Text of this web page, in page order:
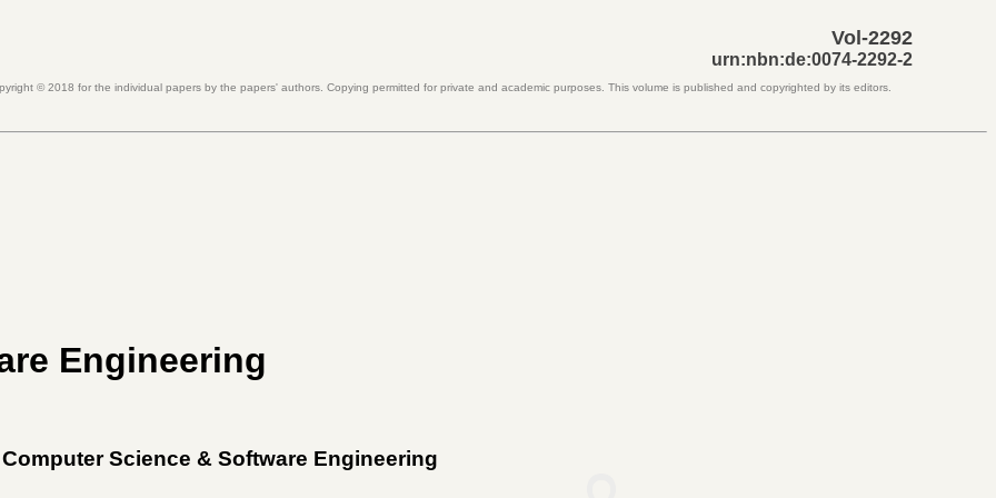
Vol-2292
urn:nbn:de:0074-2292-2
© 2018 for the individual papers by the papers' authors. Copying permitted for private and academic purposes. This volume is published and copyrighted by its editors.
Engineering
Science & Software Engineering